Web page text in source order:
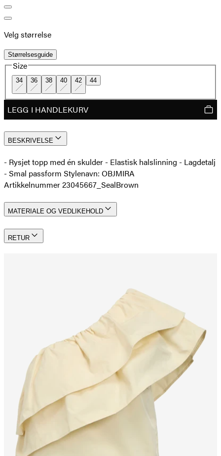
Velg størrelse
Størrelsesguide
Size
34 36 38 40 42 44
LEGG I HANDLEKURV
BESKRIVELSE
- Rysjet topp med én skulder - Elastisk halslinning - Lagdetalj
- Smal passform Stylenavn: OBJMIRA
Artikkelnummer 23045667_SealBrown
MATERIALE OG VEDLIKEHOLD
RETUR